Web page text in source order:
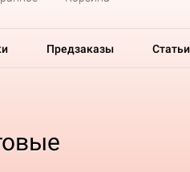
Предзаказы Статьи